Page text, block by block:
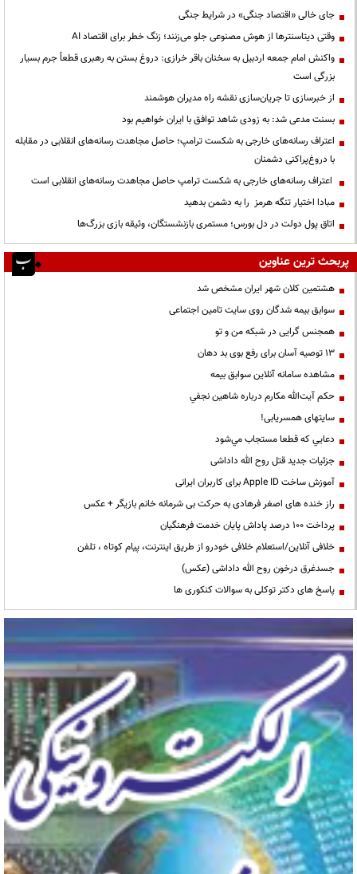
جای خالی «اقتصاد جنگی» در شرایط جنگی
وقتی دیتاسنترها از هوش مصنوعی جلو می‌زنند؛ زنگ خطر برای اقتصاد AI
واکنش امام جمعه اردبیل به سخنان باقر خرازی: دروغ بستن به رهبری قطعاً جرم بسیار
بزرگی است
از خبرسازی تا جریان‌سازی نقشه راه مدیران هوشمند
بسنت مدعی شد: به زودی شاهد توافق با ایران خواهیم بود
اعتراف رسانه‌های خارجی به شکست ترامپ؛ حاصل مجاهدت رسانه‌های انقلابی در مقابله
با دروغ‌پراکنی دشمنان
اعتراف رسانه‌های خارجی به شکست ترامپ حاصل مجاهدت رسانه‌های انقلابی است
مبادا اختیار تنگه هرمز را به دشمن بدهید
اتاق پول دولت در دل بورس؛ مستمری بازنشستگان، وثیقه بازی بزرگ‌ها
پربحث ترین عناوین
هشتمین کلان شهر ایران مشخص شد
سوابق بیمه شدگان روی سایت تامین اجتماعی
همجنس گرایی در شبکه من و تو
13 توصیه آسان برای رفع بوی بد دهان
مشاهده سامانه آنلاين سوابق بیمه
حكم آيت‌الله مكارم درباره شاهين نجفي
سایتهای همسریابی!
دعايي كه قطعا مستجاب مي‌شود
جزئیات جدید قتل روح الله داداشی
آموزش ساخت Apple ID برای کاربران ایرانی
راز خنده های اصغر فرهادی به حرکت بی شرمانه خانم بازیگر + عکس
پرداخت ۱۰۰ درصد پاداش پایان خدمت فرهنگیان
خلافی آنلاین/استعلام خلافی خودرو از طریق اینترنت، پیام کوتاه ، تلفن
جسدغرق درخون روح الله داداشی (عکس)
پاسخ های دکتر توکلی به سوالات کنکوری ها